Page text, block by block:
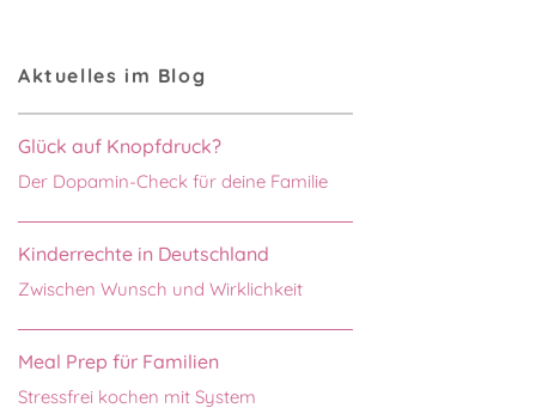
Aktuelles im Blog
Glück auf Knopfdruck?
Der Dopamin-Check für deine Familie
Kinderrechte in Deutschland
Zwischen Wunsch und Wirklichkeit
Meal Prep für Familien
Stressfrei kochen mit System